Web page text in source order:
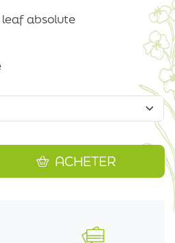
absolute
ACHETER